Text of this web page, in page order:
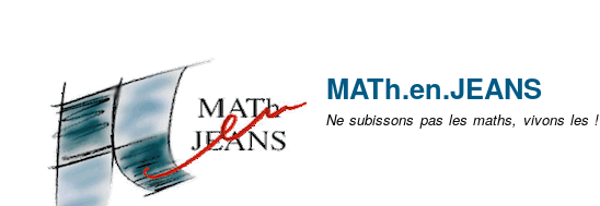
non
identifié
MATh.en.JEANS
Ne subissons pas les maths, vivons les !